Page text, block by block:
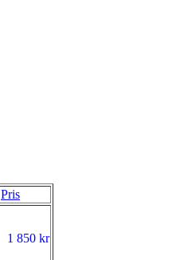
Pris
1 850 kr